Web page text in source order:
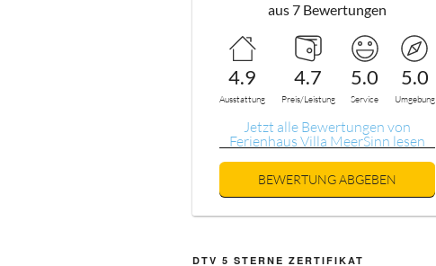
aus 7 Bewertungen
4.9
Ausstattung
4.7
Preis/Leistung
5.0
Service
5.0
Umgebung
Jetzt alle Bewertungen von
Ferienhaus Villa MeerSinn lesen
BEWERTUNG ABGEBEN
DTV 5 STERNE ZERTIFIKAT